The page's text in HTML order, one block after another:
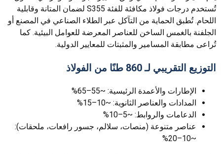
تُستخدم درجات فولاذ مكافئة للفئة S355 لضمان المتانة وقابلية
اللحام. تُطبق الحماية من التآكل عبر الطلاء الصناعي في المصنع أو
الجلفنة بالغمس الساخن للعناصر المعرضة للعوامل البيئية. كما
تُراعى مطابقة المسامير والمثبتات للمعايير الدولية.
التوزيع التقريبي لـ 860 طنًا من الفولاذ
الإطارات والأعمدة الرئيسية: ~55–65%
المدادات والعناصر الثانوية: ~10–15%
الدعامات والروابط: ~5–10%
عناصر متنوعة (منصات، سلالم، جسور رافعات، ملحقات):
~10–20%